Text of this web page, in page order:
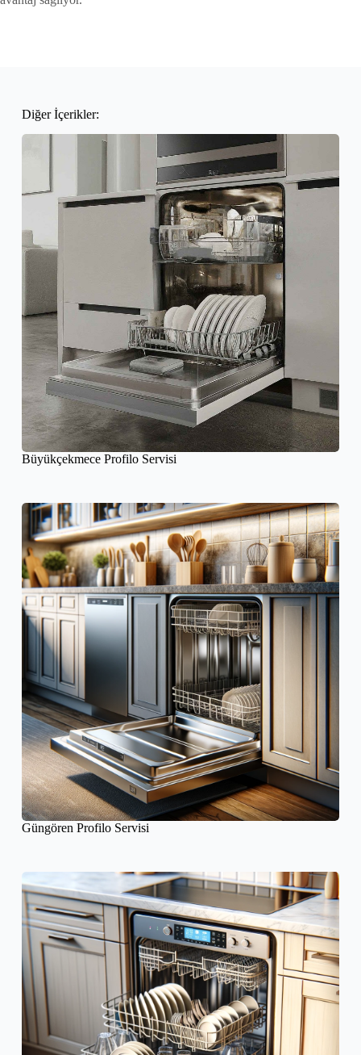
Diğer İçerikler:
Büyükçekmece Profilo Servisi
Güngören Profilo Servisi